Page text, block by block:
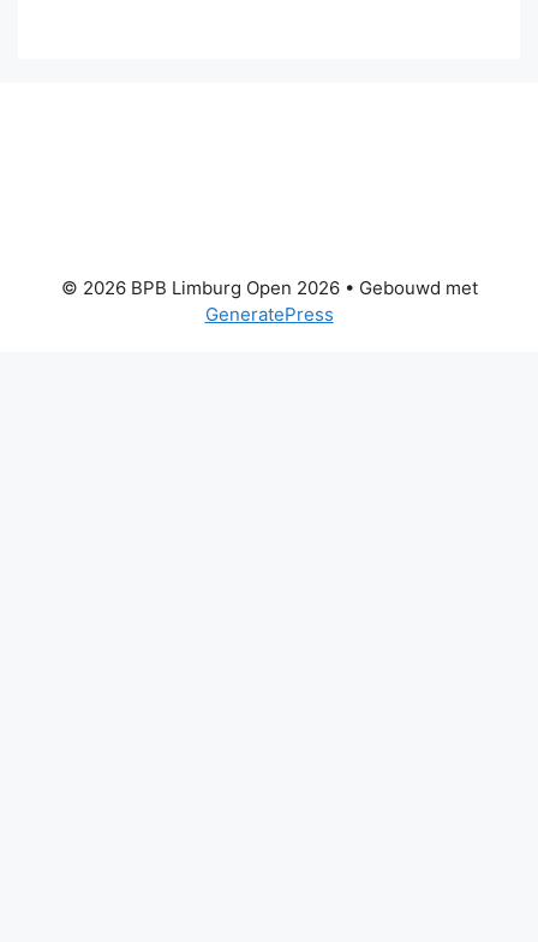
© 2026 BPB Limburg Open 2026• Gebouwd met
GeneratePress